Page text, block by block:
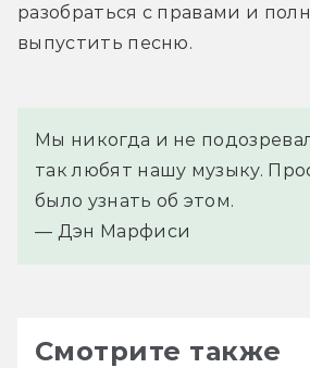
разобраться с правами и
выпустить песню.
Мы никогда и не
так любят нашу музыку.
было узнать об этом.
— Дэн Марфиси
Смотрите также